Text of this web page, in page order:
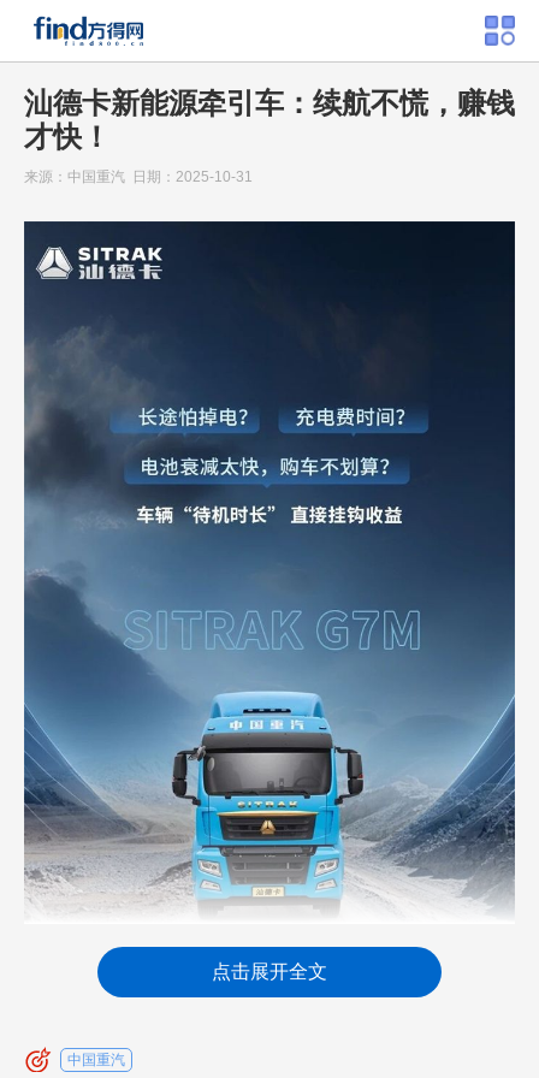
汕德卡新能源牵引车：续航不慌，赚钱
才快！
来源：中国重汽 日期：2025-10-31
点击展开全文
中国重汽